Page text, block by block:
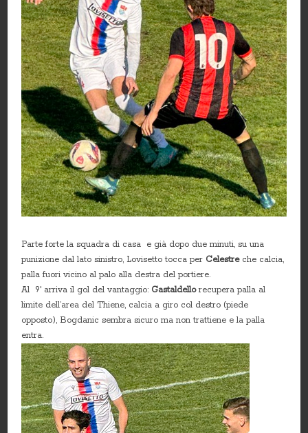
Parte forte la squadra di casa e già dopo due minuti, su una
punizione dal lato sinistro, Lovisetto tocca per Celestreche calcia,
palla fuori vicino al palo alla destra del portiere.
Al 9′ arriva il gol del vantaggio: Gastaldellorecupera palla al
limite dell’area del Thiene, calcia a giro col destro (piede
opposto), Bogdanic sembra sicuro ma non trattiene e la palla
entra.